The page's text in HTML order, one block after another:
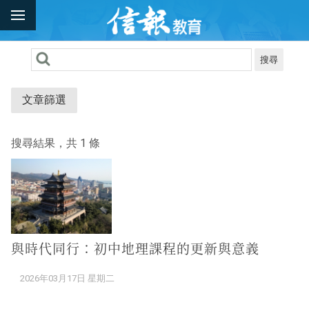
搜尋
文章篩選
搜尋結果，共 1 條
與時代同行：初中地理課程的更新與意義
2026年03月17日 星期二